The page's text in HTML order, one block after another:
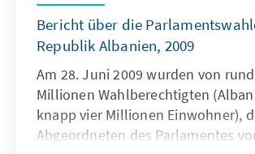
Bericht über die
Republik Albanien, 2009
Am 28. Juni 2009 wurden von
Millionen Wahlberechtigten
knapp vier Millionen Einwohner),
Abgeordneten des Parlamentes